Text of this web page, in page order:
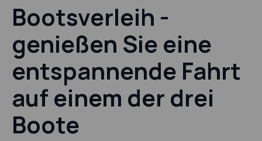
Bootsverleih -
genießen Sie eine
entspannende Fahrt
auf einem der drei
Boote